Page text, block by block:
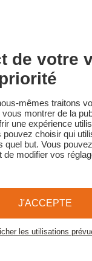
Voir la carte
et Charte de Confidentialité
Partenaires FAQ Blog
? 09 72
de votre
mêmes traitons
montrer de la
une expérience
pouvez choisir qui
quel but. Vous
de modifier vos
J'ACCEPTE
les utilisations